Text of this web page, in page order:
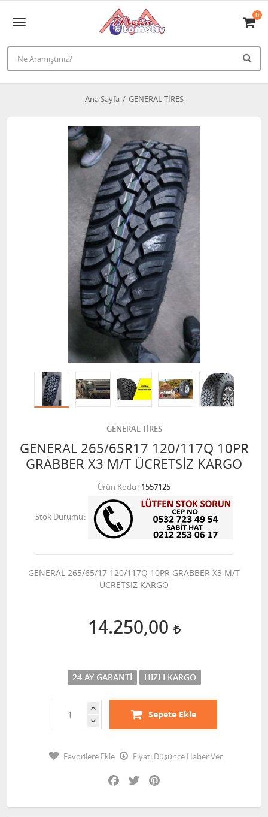
0
Ana Sayfa GENERAL TİRES
GENERAL TİRES
GENERAL 265/65R17 120/117Q 10PR
GRABBER X3 M/T ÜCRETSİZ KARGO
Ürün Kodu 1557125
Stok Durumu
GENERAL 265/65/17 120/117Q 10PR GRABBER X3 M/T
ÜCRETSİZ KARGO
14.250,00
24 AY GARANTI HIZLI KARGO
Sepete Ekle
Favorilere Ekle
Fiyatı Düşünce Haber Ver
Facebook
Twitter